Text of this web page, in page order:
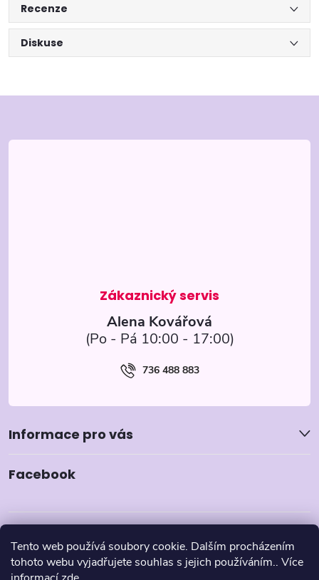
Tento web používá soubory cookie. Dalším procházením
tohoto webu vyjadřujete souhlas s jejich používáním.. Více
Recenze
Diskuse
á
Alena Kovářová
736 488 883
Informace pro vás
Facebook